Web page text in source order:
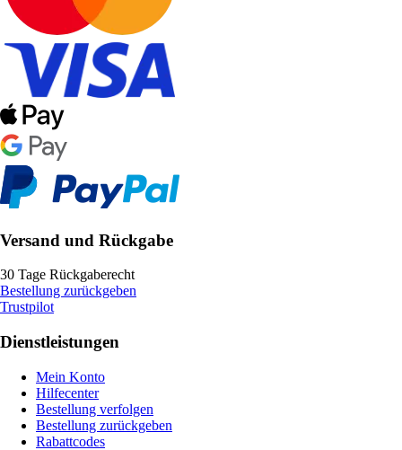
Versand und Rückgabe
30 Tage Rückgaberecht
Bestellung zurückgeben
Trustpilot
Dienstleistungen
Mein Konto
Hilfecenter
Bestellung verfolgen
Bestellung zurückgeben
Rabattcodes